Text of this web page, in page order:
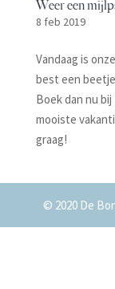
Weer een
8 feb 2019
Vandaag is
best een
Boek dan nu
mooiste
graag!
© 2020 De